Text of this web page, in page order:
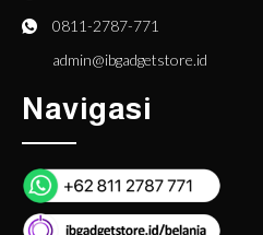
0811-2787-771
admin@ibgadgetstore.id
Navigasi